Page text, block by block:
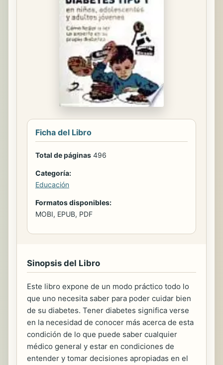
Ficha del Libro
Total de páginas 496
Categoría:
Educación
Formatos disponibles:
MOBI, EPUB, PDF
Sinopsis del Libro
Este libro expone de un modo práctico todo lo
que uno necesita saber para poder cuidar bien
de su diabetes. Tener diabetes significa verse
en la necesidad de conocer más acerca de esta
condición de lo que puede saber cualquier
médico general y estar en condiciones de
entender y tomar decisiones apropiadas en el